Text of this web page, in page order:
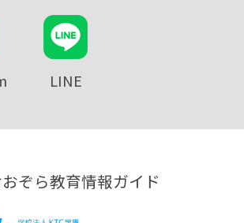
LINE
ぞら教育情報ガイド